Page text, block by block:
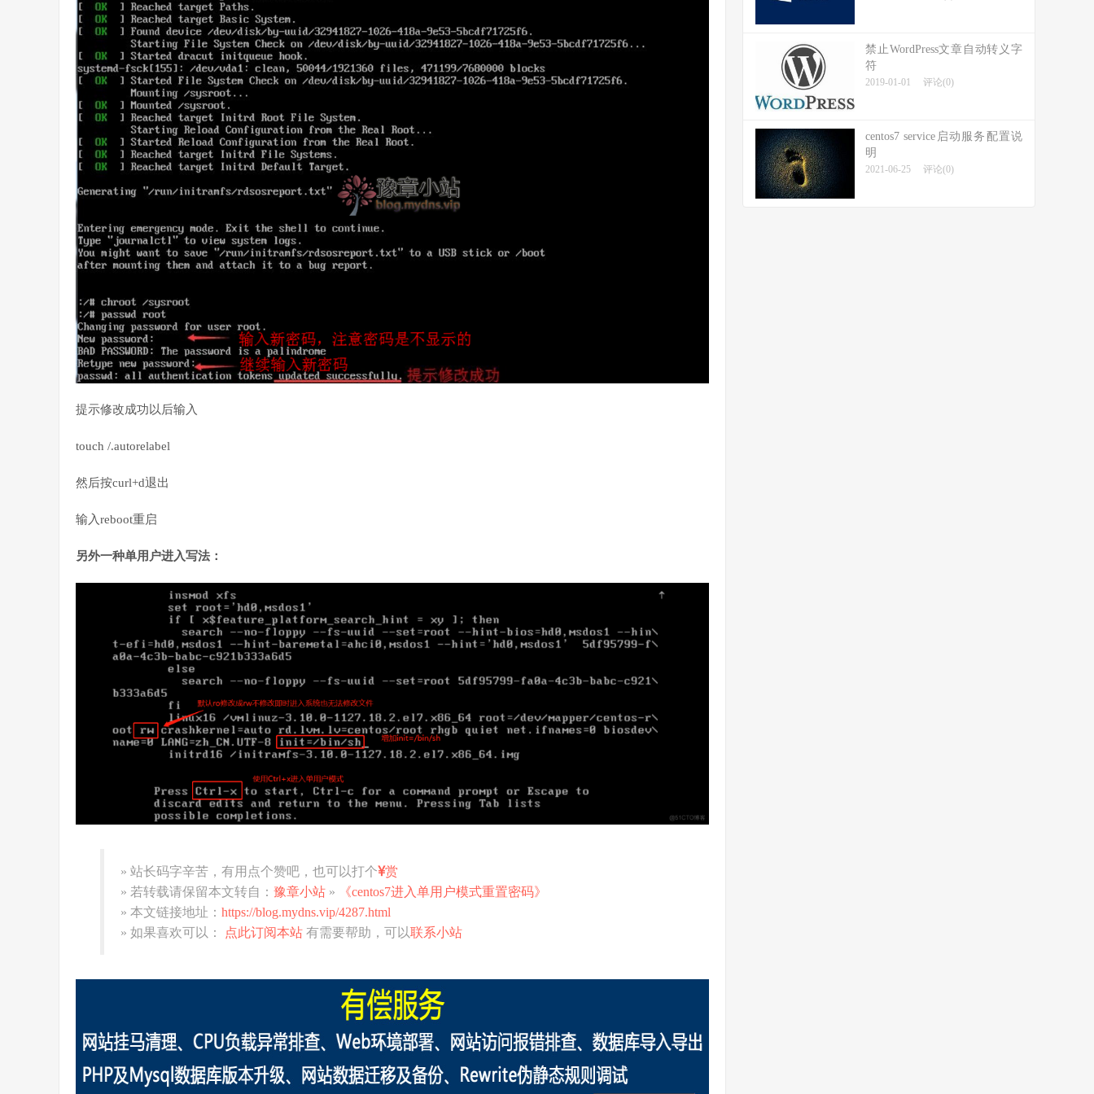
提示修改成功以后输入
touch /.autorelabel
然后按curl+d退出
输入reboot重启
另外一种单用户进入写法：
» 站长码字辛苦，有用点个赞吧，也可以打个 赏
» 若转载请保留本文转自： 豫章小站 »
《centos7进入单用户模式重置密码》
» 本文链接地址： https://blog.mydns.vip/4287.html
» 如果喜欢可以：
点此订阅本站 有需要帮助，可以联系小站
禁止WordPress文章自动转义字
符
2019-01-01 评论(0)
centos7 service启动服务配置说
明
2021-06-25 评论(0)